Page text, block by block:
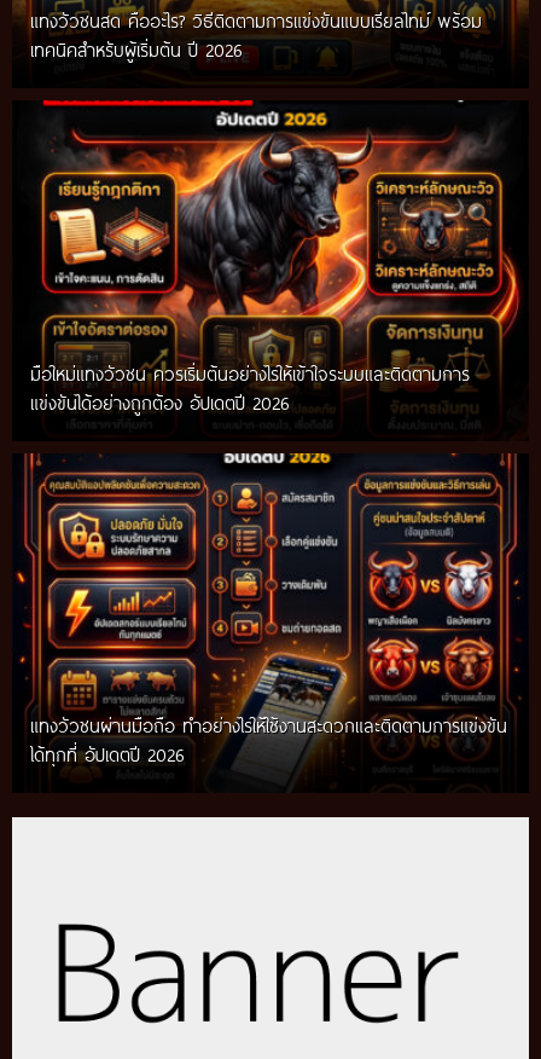
แทงวัวชนสด คืออะไร? วิธีติดตามการแข่งขันแบบเรียลไทม์ พร้อม
เทคนิคสำหรับผู้เริ่มต้น ปี 2026
มือใหม่แทงวัวชน ควรเริ่มต้นอย่างไรให้เข้าใจระบบและติดตามการ
แข่งขันได้อย่างถูกต้อง อัปเดตปี 2026
แทงวัวชนผ่านมือถือ ทำอย่างไรให้ใช้งานสะดวกและติดตามการแข่งขัน
ได้ทุกที่ อัปเดตปี 2026